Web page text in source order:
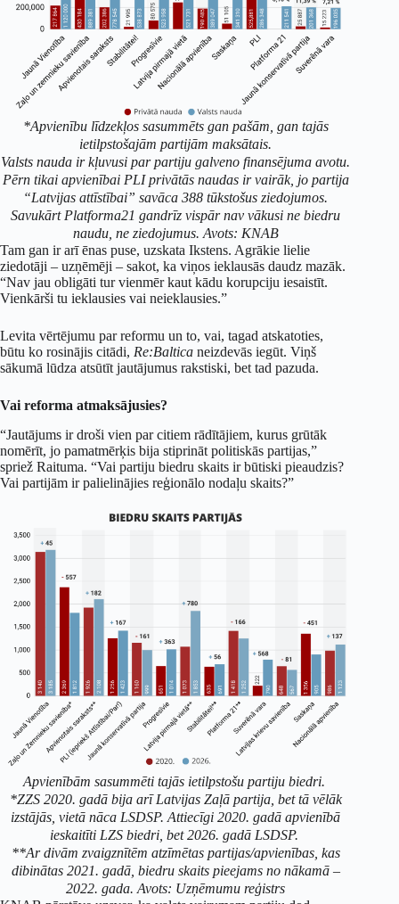
*Apvienību līdzekļos sasummēts gan pašām, gan tajās
ietilpstošajām partijām maksātais.
Valsts nauda ir kļuvusi par partiju galveno finansējuma avotu.
Pērn tikai apvienībai PLI privātās naudas ir vairāk, jo partija
“Latvijas attīstībai” savāca 388 tūkstošus ziedojumos.
Savukārt Platforma21 gandrīz vispār nav vākusi ne biedru
naudu, ne ziedojumus. Avots: KNAB
Tam gan ir arī ēnas puse, uzskata Ikstens. Agrākie lielie
ziedotāji – uzņēmēji – sakot, ka viņos ieklausās daudz mazāk.
“Nav jau obligāti tur vienmēr kaut kādu korupciju iesaistīt.
Vienkārši tu ieklausies vai neieklausies.”
Levita vērtējumu par reformu un to, vai, tagad atskatoties,
būtu ko rosinājis citādi, Re:Baltica neizdevās iegūt. Viņš
sākumā lūdza atsūtīt jautājumus rakstiski, bet tad pazuda.
Vai reforma atmaksājusies?
“Jautājums ir droši vien par citiem rādītājiem, kurus grūtāk
nomērīt, jo pamatmērķis bija stiprināt politiskās partijas,”
spriež Raituma. “Vai partiju biedru skaits ir būtiski pieaudzis?
Vai partijām ir palielinājies reģionālo nodaļu skaits?”
Apvienībām sasummēti tajās ietilpstošu partiju biedri.
*ZZS 2020. gadā bija arī Latvijas Zaļā partija, bet tā vēlāk
izstājās, vietā nāca LSDSP. Attiecīgi 2020. gadā apvienībā
ieskaitīti LZS biedri, bet 2026. gadā LSDSP.
**Ar divām zvaigznītēm atzīmētas partijas/apvienības, kas
dibinātas 2021. gadā, biedru skaits pieejams no nākamā –
2022. gada. Avots: Uzņēmumu reģistrs